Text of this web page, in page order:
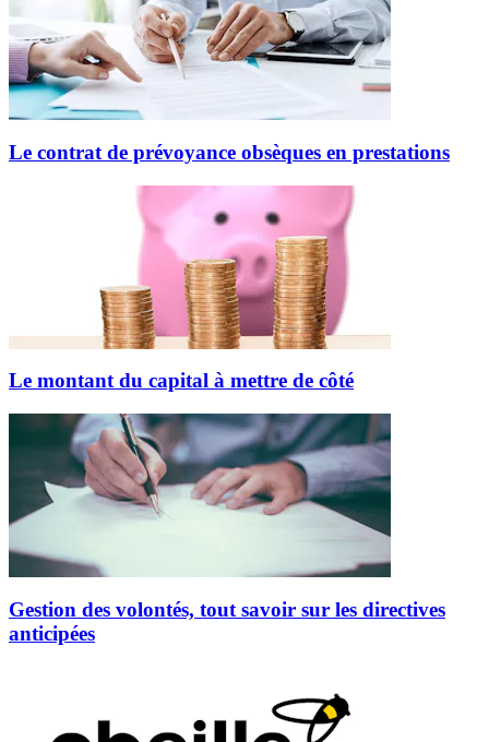
Le contrat de prévoyance obsèques en prestations
Le montant du capital à mettre de côté
Gestion des volontés, tout savoir sur les directives
anticipées